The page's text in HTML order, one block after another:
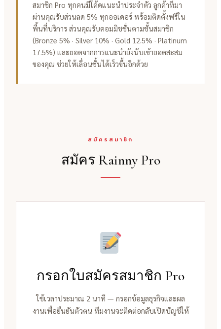
สมาชิก Pro ทุกคนมีโค้ดแนะนำประจำตัว ลูกค้าที่มา
ผ่านคุณรับส่วนลด 5% ทุกออเดอร์ พร้อมติดตั้งฟรีใน
พื้นที่บริการ ส่วนคุณรับคอมมิชชั่นตามชั้นสมาชิก
(Bronze 5% · Silver 10% · Gold 12.5% · Platinum
17.5%) และยอดจากการแนะนำยังนับเข้ายอดสะสม
ของคุณ ช่วยให้เลื่อนชั้นได้เร็วขึ้นอีกด้วย
สมัครสมาชิก
สมัคร Rainny Pro
กรอกใบสมัครสมาชิก Pro
ใช้เวลาประมาณ 2 นาที — กรอกข้อมูลธุรกิจและผล
งานเพื่อยืนยันตัวตน ทีมงานจะติดต่อกลับเปิดบัญชีให้